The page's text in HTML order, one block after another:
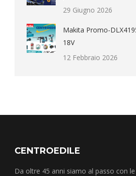
29 Giugno 2026
Makita Promo-
18V
12 Febbraio 2026
CENTROEDILE
Da oltre 45 anni siamo al passo con